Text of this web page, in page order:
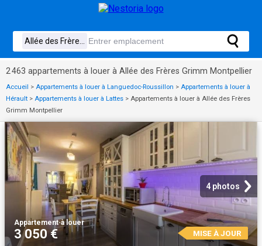
2 463 appartements à louer à Allée des Frères Grimm Montpellier
Accueil > Appartements à louer à Languedoc-Roussillon > Appartements à louer à
Hérault > Appartements à louer à Lattes > Appartements à louer à Allée des Frères
Grimm Montpellier
4 photos
Appartement·à louer
3 050 € MISE À JOUR